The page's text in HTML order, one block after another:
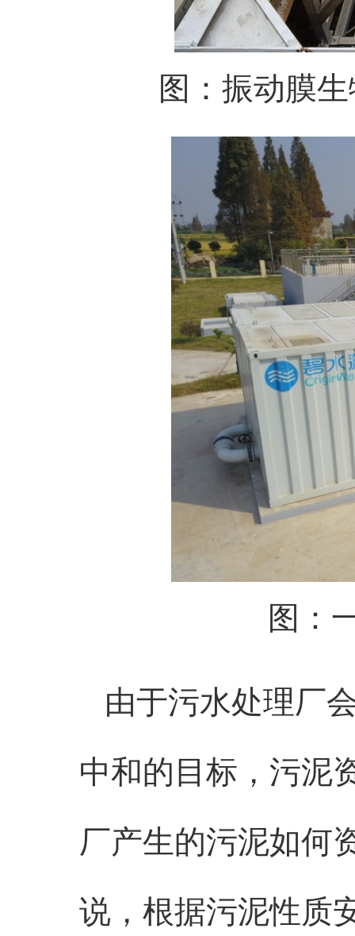
图：振动膜
图：
由于污水处理厂
中和的目标，污泥
厂产生的污泥如何
说，根据污泥性质